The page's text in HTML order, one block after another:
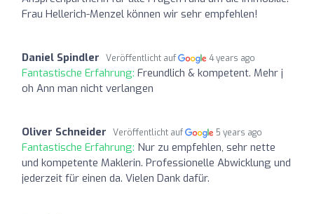
Frau Hellerich-Menzel können wir sehr empfehlen!
Daniel Spindler Veröffentlicht auf 4 years ago
Fantastische Erfahrung: Freundlich & kompetent. Mehr j
oh Ann man nicht verlangen
Oliver Schneider Veröffentlicht auf 5 years ago
Fantastische Erfahrung: Nur zu empfehlen, sehr nette
und kompetente Maklerin. Professionelle Abwicklung und
jederzeit für einen da. Vielen Dank dafür.